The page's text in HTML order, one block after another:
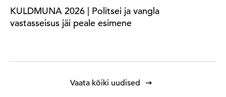
KULDMUNA 2026 | Politsei ja vangla
vastasseisus jäi peale esimene
Vaata kõiki uudised